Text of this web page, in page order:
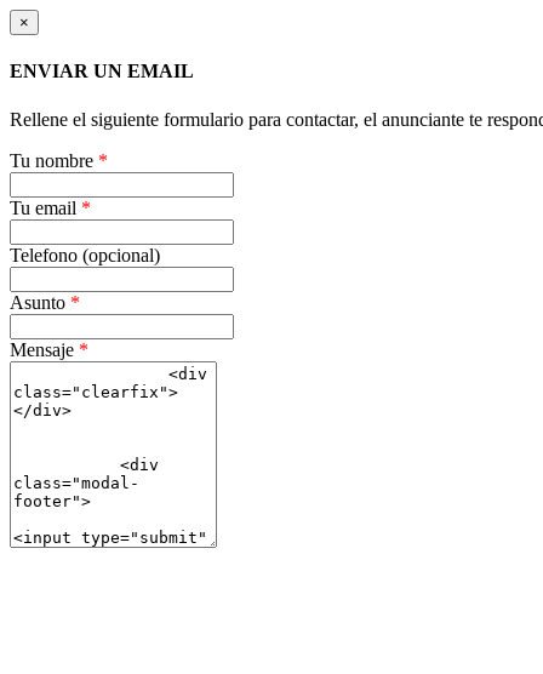
×
ENVIAR UN EMAIL
Rellene el siguiente formulario para contactar, el anunciante te
Tu nombre *
Tu email *
Telefono (opcional)
Asunto *
Mensaje *